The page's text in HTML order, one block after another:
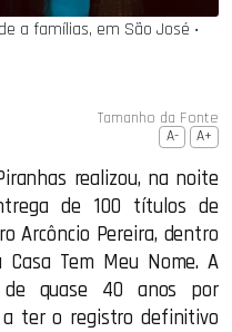
a famílias, em São José ‧
Tamanho da Fonte
A- A+
realizou, na noite
de 100 títulos de
Arcôncio Pereira, dentro
Tem Meu Nome. A
de quase 40 anos por
a ter o registro definitivo